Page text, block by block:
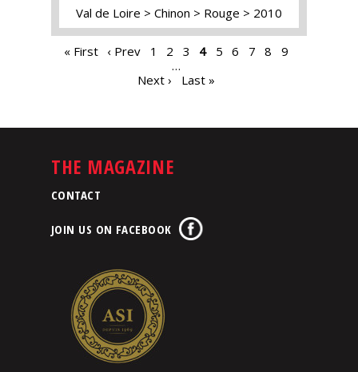
Val de Loire Chinon Rouge 2010
PAGES
« First ‹ Prev 1 2 3 4 5 6 7 8
9
…
Next ›
Last »
THE MAGAZINE
CONTACT
JOIN US ON FACEBOOK